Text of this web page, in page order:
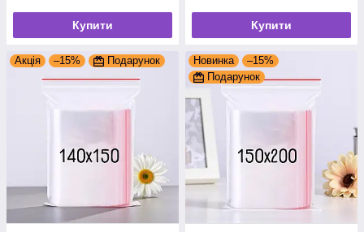
Купити Купити
Акція –15% Подарунок Новинка
–15%
Подарунок